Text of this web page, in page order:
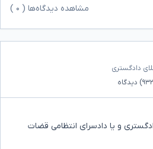
مشاهده دیدگاه‌ها ( ۰
دادگستری
دیدگاه
و یا دادسرای انتظامی قضات